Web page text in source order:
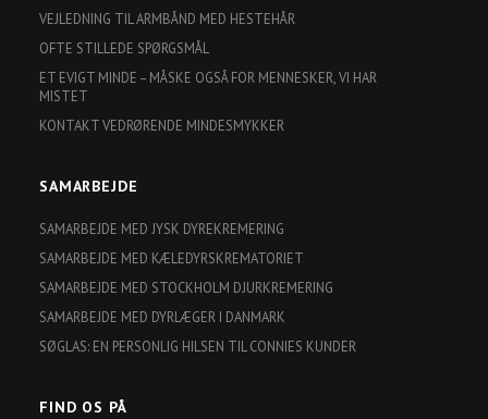
VEJLEDNING TIL ARMBÅND MED HESTEHÅR
OFTE STILLEDE SPØRGSMÅL
ET EVIGT MINDE – MÅSKE OGSÅ FOR MENNESKER, VI HAR
MISTET
KONTAKT VEDRØRENDE MINDESMYKKER
SAMARBEJDE
SAMARBEJDE MED JYSK DYREKREMERING
SAMARBEJDE MED KÆLEDYRSKREMATORIET
SAMARBEJDE MED STOCKHOLM DJURKREMERING
SAMARBEJDE MED DYRLÆGER I DANMARK
SØGLAS: EN PERSONLIG HILSEN TIL CONNIES KUNDER
FIND OS PÅ